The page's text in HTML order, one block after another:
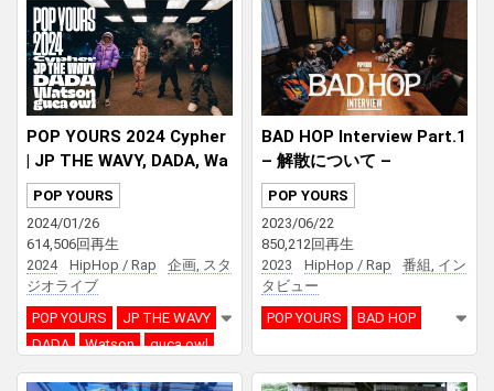
POP YOURS 2024 Cypher
| JP THE WAVY, DADA, Wa
tson, guca owl
POP YOURS
2024/01/26
614,506回再生
2024
HipHop / Rap
企画, スタ
ジオライブ
POP YOURS
JP THE WAVY
DADA
Watson guca owl
BAD HOP Interview Part.1
– 解散について –
POP YOURS
2023/06/22
850,212回再生
2023
HipHop / Rap
番組, イン
タビュー
POP YOURS
BAD HOP